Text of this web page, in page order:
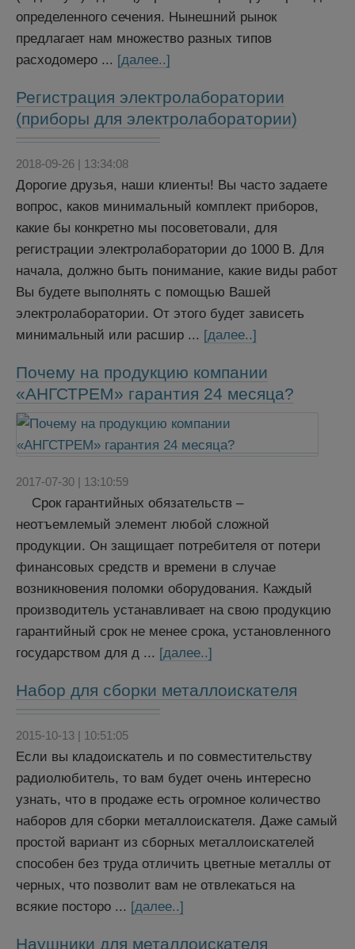
определенного сечения. Нынешний рынок
предлагает нам множество разных типов
расходомеро ... [далее..]
Регистрация электролаборатории
(приборы для электролаборатории)
2018-09-26 | 13:34:08
Дорогие друзья, наши клиенты! Вы часто задаете
вопрос, каков минимальный комплект приборов,
какие бы конкретно мы посоветовали, для
регистрации электролаборатории до 1000 В. Для
начала, должно быть понимание, какие виды работ
Вы будете выполнять с помощью Вашей
электролаборатории. От этого будет зависеть
минимальный или расшир ... [далее..]
Почему на продукцию компании
«АНГСТРЕМ» гарантия 24 месяца?
2017-07-30 | 13:10:59
Срок гарантийных обязательств –
неотъемлемый элемент любой сложной
продукции. Он защищает потребителя от потери
финансовых средств и времени в случае
возникновения поломки оборудования. Каждый
производитель устанавливает на свою продукцию
гарантийный срок не менее срока, установленного
государством для д ... [далее..]
Набор для сборки металлоискателя
2015-10-13 | 10:51:05
Если вы кладоискатель и по совместительству
радиолюбитель, то вам будет очень интересно
узнать, что в продаже есть огромное количество
наборов для сборки металлоискателя. Даже самый
простой вариант из сборных металлоискателей
способен без труда отличить цветные металлы от
черных, что позволит вам не отвлекаться на
всякие посторо ... [далее..]
Наушники для металлоискателя